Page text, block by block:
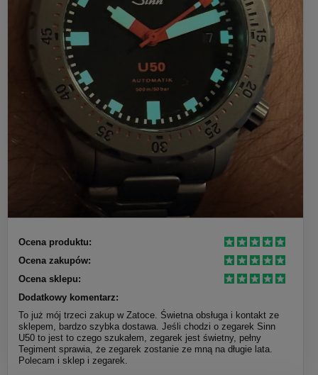
Ocena produktu:
Ocena zakupów:
Ocena sklepu:
Dodatkowy komentarz:
To już mój trzeci zakup w Zatoce. Świetna obsługa i kontakt ze
sklepem, bardzo szybka dostawa. Jeśli chodzi o zegarek Sinn
U50 to jest to czego szukałem, zegarek jest świetny, pełny
Tegiment sprawia, że zegarek zostanie ze mną na długie lata.
Polecam i sklep i zegarek.